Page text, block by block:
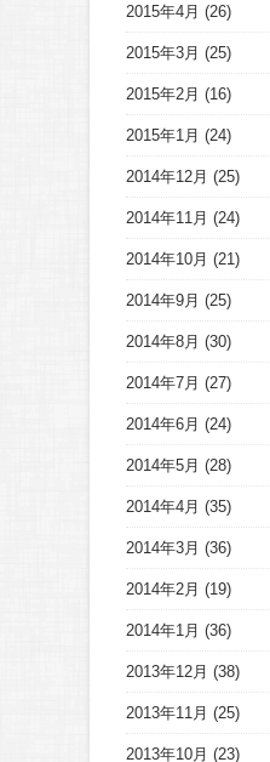
2015年4月 (26)
2015年3月 (25)
2015年2月 (16)
2015年1月 (24)
2014年12月 (25)
2014年11月 (24)
2014年10月 (21)
2014年9月 (25)
2014年8月 (30)
2014年7月 (27)
2014年6月 (24)
2014年5月 (28)
2014年4月 (35)
2014年3月 (36)
2014年2月 (19)
2014年1月 (36)
2013年12月 (38)
2013年11月 (25)
2013年10月 (23)